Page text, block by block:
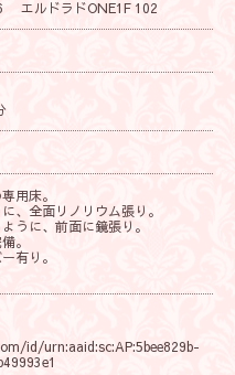
エルドラドONE1F 102
用床。
、全面リノリウム張り。
うに、前面に鏡張り。
。
有り。
id/urn:aaid:sc:AP:5bee829b-